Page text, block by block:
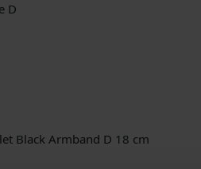
D
Black Armband D 18 cm